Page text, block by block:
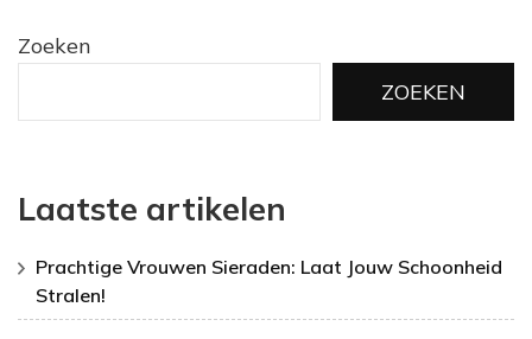
Zoeken
ZOEKEN
Laatste artikelen
Prachtige Vrouwen Sieraden: Laat Jouw Schoonheid
Stralen!